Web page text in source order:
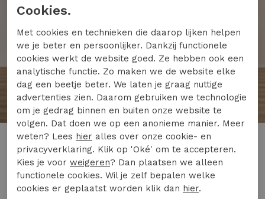
Studio Anneloes
Studio Anneloes nadia jumpsuit 94850 Jumpsuit 9000 black
199,95
Studio Anneloes
199,95
Cookies.
Met cookies en technieken die daarop lijken helpen
we je beter en persoonlijker. Dankzij functionele
cookies werkt de website goed. Ze hebben ook een
analytische functie. Zo maken we de website elke
dag een beetje beter. We laten je graag nuttige
advertenties zien. Daarom gebruiken we technologie
om je gedrag binnen en buiten onze website te
volgen. Dat doen we op een anonieme manier. Meer
weten? Lees hier alles over onze cookie- en
privacyverklaring. Klik op 'Oké' om te accepteren.
Kies je voor weigeren? Dan plaatsen we alleen
functionele cookies. Wil je zelf bepalen welke
cookies er geplaatst worden klik dan hier.